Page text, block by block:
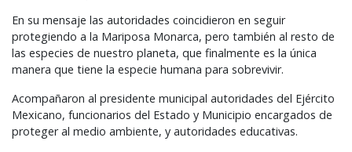
En su mensaje las autoridades coincidieron en seguir
protegiendo a la Mariposa Monarca, pero también al resto de
las especies de nuestro planeta, que finalmente es la única
manera que tiene la especie humana para sobrevivir.
Acompañaron al presidente municipal autoridades del Ejército
Mexicano, funcionarios del Estado y Municipio encargados de
proteger al medio ambiente, y autoridades educativas.